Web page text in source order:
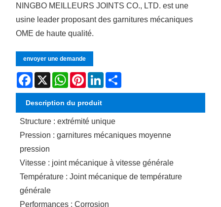
NINGBO MEILLEURS JOINTS CO., LTD. est une
usine leader proposant des garnitures mécaniques
OME de haute qualité.
envoyer une demande
Facebook
X WhatsAppPinterestLinkedIn
Description du produit
Structure : extrémité unique
Pression : garnitures mécaniques moyenne
pression
Vitesse : joint mécanique à vitesse générale
Température : Joint mécanique de température
générale
Performances : Corrosion